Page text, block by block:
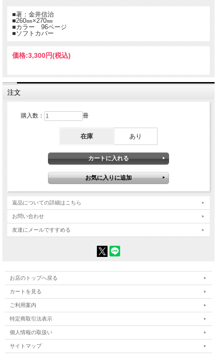
■著：金井信治
■260㎜×270㎜
■カラー 96ページ
■ソフトカバー
価格:3,300円(税込)
注文
購入数： 冊
在庫 あり
返品についての詳細はこちら
お問い合わせ
友達にメールですすめる
お店のトップへ戻る
カートを見る
ご利用案内
特定商取引法表示
個人情報の取扱い
サイトマップ